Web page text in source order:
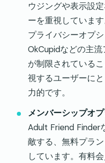
ウジングや表示設
ーを重視していま
プライバシーオプ
OkCupidなどの主
が制限されている
視するユーザーに
力的です。
メンバーシップオ
Adult Friend Finder
敵する、無料プラ
しています。有料